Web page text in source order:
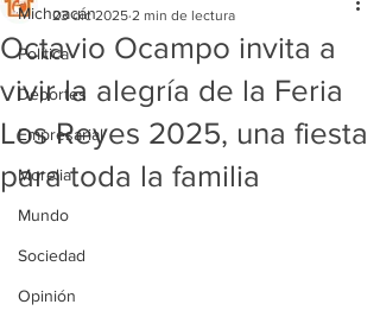
Michoacán
Política
Deportes
Empresarial
Morelia
Mundo
Sociedad
Opinión
Octavio Ocampo invita a
vivir la alegría de la Feria
Los Reyes 2025, una fiesta
para toda la familia
23 dic 2025 2 min de lectura